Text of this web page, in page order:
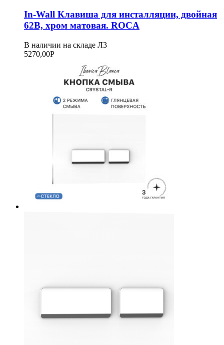
In-Wall Клавиша для инсталляции, двойная
62B, хром матовая. ROCA
В наличии на складе Л3
5270,00Р